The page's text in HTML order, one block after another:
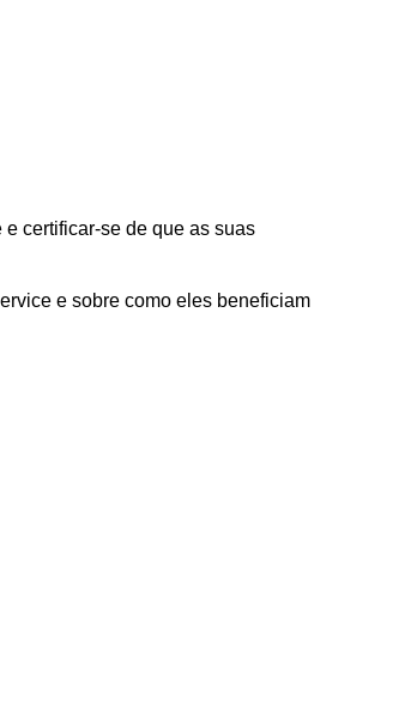
certificar-se de que as suas
e sobre como eles beneficiam